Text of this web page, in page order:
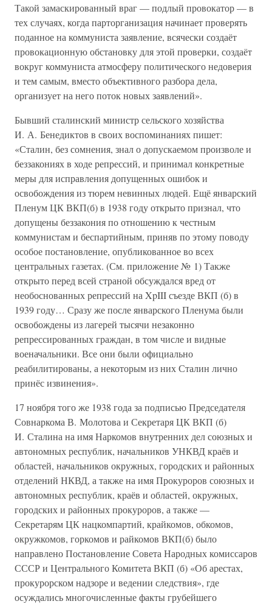
Такой замаскированный враг — подлый провокатор — в
тех случаях, когда парторганизация начинает проверять
поданное на коммуниста заявление, всячески создаёт
провокационную обстановку для этой проверки, создаёт
вокруг коммуниста атмосферу политического недоверия
и тем самым, вместо объективного разбора дела,
организует на него поток новых заявлений».
Бывший сталинский министр сельского хозяйства
И. А. Бенедиктов в своих воспоминаниях пишет:
«Сталин, без сомнения, знал о допускаемом произволе и
беззакониях в ходе репрессий, и принимал конкретные
меры для исправления допущенных ошибок и
освобождения из тюрем невинных людей. Ещё январский
Пленум ЦК ВКП(б) в 1938 году открыто признал, что
допущены беззакония по отношению к честным
коммунистам и беспартийным, приняв по этому поводу
особое постановление, опубликованное во всех
центральных газетах. (См. приложение № 1) Также
открыто перед всей страной обсуждался вред от
необоснованных репрессий на XpIII съезде ВКП (б) в
1939 году… Сразу же после январского Пленума были
освобождены из лагерей тысячи незаконно
репрессированных граждан, в том числе и видные
военачальники. Все они были официально
реабилитированы, а некоторым из них Сталин лично
принёс извинения».
17 ноября того же 1938 года за подписью Председателя
Совнаркома В. Молотова и Секретаря ЦК ВКП (б)
И. Сталина на имя Наркомов внутренних дел союзных и
автономных республик, начальников УНКВД краёв и
областей, начальников окружных, городских и районных
отделений НКВД, а также на имя Прокуроров союзных и
автономных республик, краёв и областей, окружных,
городских и районных прокуроров, а также —
Секретарям ЦК нацкомпартий, крайкомов, обкомов,
окружкомов, горкомов и райкомов ВКП(б) было
направлено Постановление Совета Народных комиссаров
СССР и Центрального Комитета ВКП (б) «Об арестах,
прокурорском надзоре и ведении следствия», где
осуждались многочисленные факты грубейшего